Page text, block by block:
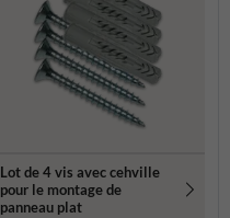
Lot de 4 vis avec cehville
pour le montage de
panneau plat